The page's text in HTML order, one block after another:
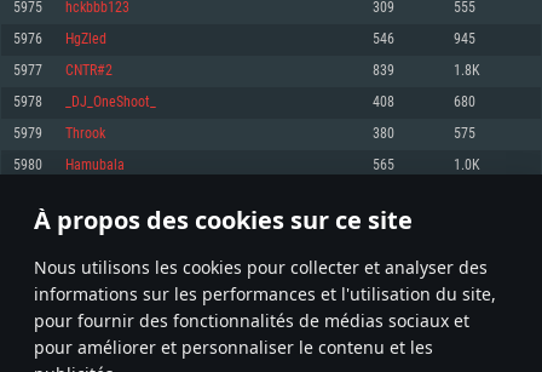
À propos des cookies sur ce site
Nous utilisons les cookies pour collecter et analyser des
informations sur les performances et l'utilisation du site,
pour fournir des fonctionnalités de médias sociaux et
pour améliorer et personnaliser le contenu et les
Recommandée
1060 et plus, Radeon RX 570 et plus.
Disque dur: 75.9 Go (client complet)
Recommandée
OS: Mac OS Big Sur 11.0 ou plus récent
Processeur: Core i7 (Les processeurs Intel Xeon ne sont pas supportés)
Mémoire: 8 GB
Carte graphique: Radeon Vega II ou plus avec support de Metal
Disque dur: 62,2 Go (client complet)
Recommandée
OS: Ubuntu 20.04 64bit
Processeur: Intel Core i7
Mémoire: 8 GB
Carte graphique: NVIDIA 1060 avec les derniers drivers (moins de 6 mois) /
6 mois et supportant Vulkan
Connection: Connexion Internet à haut débit
Disque dur: 60,2 Go (client complet)
5975 hckbbb123 309 555
5976 HgZled 546 945
5977 CNTR#2 839 1.8K
5978 _DJ_OneShoot_ 408 680
5979 Throok 380 575
5980 Hamubala 565 1.0K
* Classement mis à jour quotidiennement
298 299 300 399